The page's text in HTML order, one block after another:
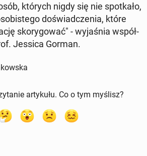
których nigdy się nie spo­tka­ło,
do­świad­cze­nia, które
sko­ry­go­wać" - wy­ja­śnia współ­
Jessica Gorman.
artykułu. Co o tym myślisz?